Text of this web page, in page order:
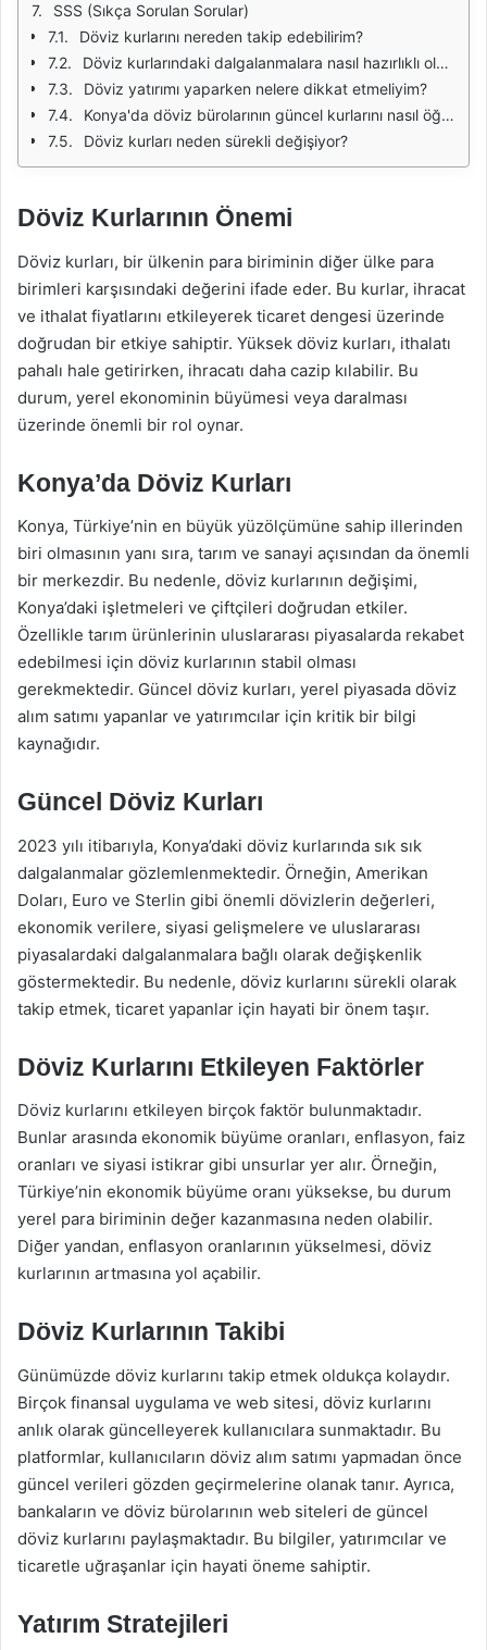
SSS (Sıkça Sorulan Sorular)
Döviz kurlarını nereden takip edebilirim?
Döviz kurlarındaki dalgalanmalara nasıl hazırlıklı olabilirim?
Döviz yatırımı yaparken nelere dikkat etmeliyim?
Konya'da döviz bürolarının güncel kurlarını nasıl öğrenebilirim?
Döviz kurları neden sürekli değişiyor?
Döviz Kurlarının Önemi
Döviz kurları, bir ülkenin para biriminin diğer ülke para
birimleri karşısındaki değerini ifade eder. Bu kurlar, ihracat
ve ithalat fiyatlarını etkileyerek ticaret dengesi üzerinde
doğrudan bir etkiye sahiptir. Yüksek döviz kurları, ithalatı
pahalı hale getirirken, ihracatı daha cazip kılabilir. Bu
durum, yerel ekonominin büyümesi veya daralması
üzerinde önemli bir rol oynar.
Konya’da Döviz Kurları
Konya, Türkiye’nin en büyük yüzölçümüne sahip illerinden
biri olmasının yanı sıra, tarım ve sanayi açısından da önemli
bir merkezdir. Bu nedenle, döviz kurlarının değişimi,
Konya’daki işletmeleri ve çiftçileri doğrudan etkiler.
Özellikle tarım ürünlerinin uluslararası piyasalarda rekabet
edebilmesi için döviz kurlarının stabil olması
gerekmektedir. Güncel döviz kurları, yerel piyasada döviz
alım satımı yapanlar ve yatırımcılar için kritik bir bilgi
kaynağıdır.
Güncel Döviz Kurları
2023 yılı itibarıyla, Konya’daki döviz kurlarında sık sık
dalgalanmalar gözlemlenmektedir. Örneğin, Amerikan
Doları, Euro ve Sterlin gibi önemli dövizlerin değerleri,
ekonomik verilere, siyasi gelişmelere ve uluslararası
piyasalardaki dalgalanmalara bağlı olarak değişkenlik
göstermektedir. Bu nedenle, döviz kurlarını sürekli olarak
takip etmek, ticaret yapanlar için hayati bir önem taşır.
Döviz Kurlarını Etkileyen Faktörler
Döviz kurlarını etkileyen birçok faktör bulunmaktadır.
Bunlar arasında ekonomik büyüme oranları, enflasyon, faiz
oranları ve siyasi istikrar gibi unsurlar yer alır. Örneğin,
Türkiye’nin ekonomik büyüme oranı yüksekse, bu durum
yerel para biriminin değer kazanmasına neden olabilir.
Diğer yandan, enflasyon oranlarının yükselmesi, döviz
kurlarının artmasına yol açabilir.
Döviz Kurlarının Takibi
Günümüzde döviz kurlarını takip etmek oldukça kolaydır.
Birçok finansal uygulama ve web sitesi, döviz kurlarını
anlık olarak güncelleyerek kullanıcılara sunmaktadır. Bu
platformlar, kullanıcıların döviz alım satımı yapmadan önce
güncel verileri gözden geçirmelerine olanak tanır. Ayrıca,
bankaların ve döviz bürolarının web siteleri de güncel
döviz kurlarını paylaşmaktadır. Bu bilgiler, yatırımcılar ve
ticaretle uğraşanlar için hayati öneme sahiptir.
Yatırım Stratejileri